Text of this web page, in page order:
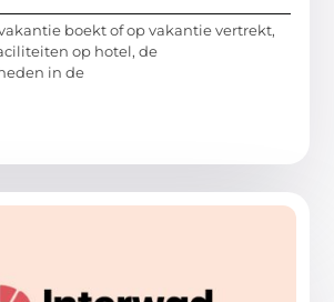
boekt of op vakantie vertrekt,
op hotel, de
in de